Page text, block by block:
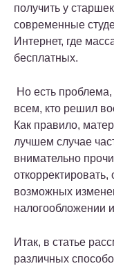
получить у
современные
Интернет, где
бесплатных.
Но есть проблема,
всем, кто решил
Как правило,
лучшем случае
внимательно
откорректировать,
возможных
налогообложении и
Итак, в статье
различных